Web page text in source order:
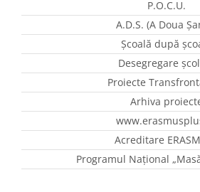
P.O.C.U.
A.D.S. (A Doua
Școală după
Desegregare
Proiecte
Arhiva
Acreditare
Programul Național